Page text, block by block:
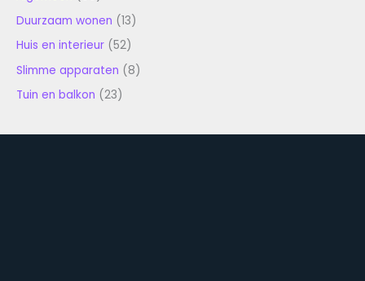
Duurzaam wonen (13)
Huis en interieur (52)
Slimme apparaten (8)
Tuin en balkon (23)